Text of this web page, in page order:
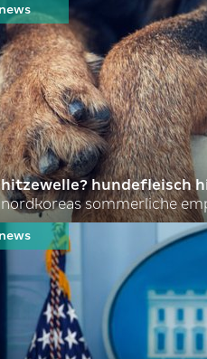
hitzewelle? hundefleisch